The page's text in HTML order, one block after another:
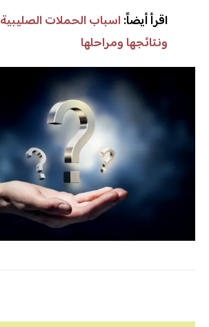
اقرأ أيضاً: اسباب الحملات الصليبية
ونتائجها ومراحلها